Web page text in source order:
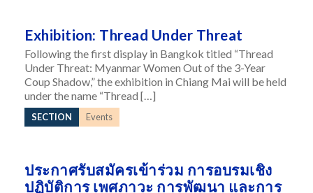
Exhibition: Thread Under Threat
Following the first display in Bangkok titled “Thread
Under Threat: Myanmar Women Out of the 3-Year
Coup Shadow,” the exhibition in Chiang Mai will be held
under the name “Thread […]
SECTION Events
ประกาศรับสมัครเข้าร่วม การอบรมเชิง
ปฏิบัติการ เพศภาวะ การพัฒนา และการ